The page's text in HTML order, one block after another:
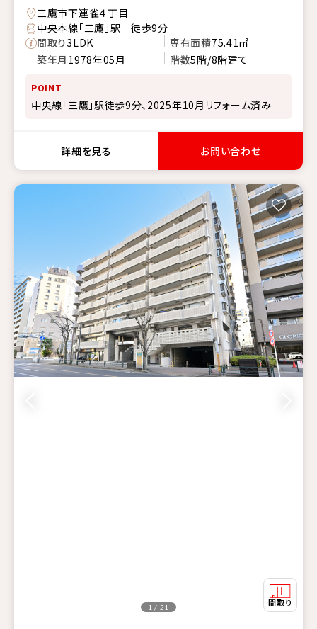
三鷹市下連雀４丁目
中央本線「三鷹」駅 徒歩9分
間取り3LDK 専有面積75.41㎡
築年月 1978年05月 階数5階/8階建て
POINT
中央線「三鷹」駅徒歩9分、2025年10月リフォーム済み
詳細を見る お問い合わせ
1 / 21